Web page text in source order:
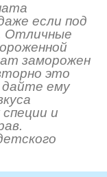
если под
Отличные
заморожен
это
дайте ему
и